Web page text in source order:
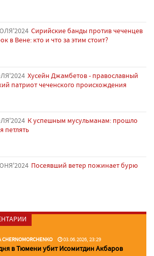
Сирийские банды против чеченцев
в Вене: кто и что за этим стоит?
Хусейн Джамбетов - православный
патриот чеченского происхождения
К успешным мусульманам: прошло
петлять
Посеявший ветер пожинает бурю
CHERNOMORCHENKO 03.06.2026, 23:29
в Тюмени убит Исомитдин Акбаров